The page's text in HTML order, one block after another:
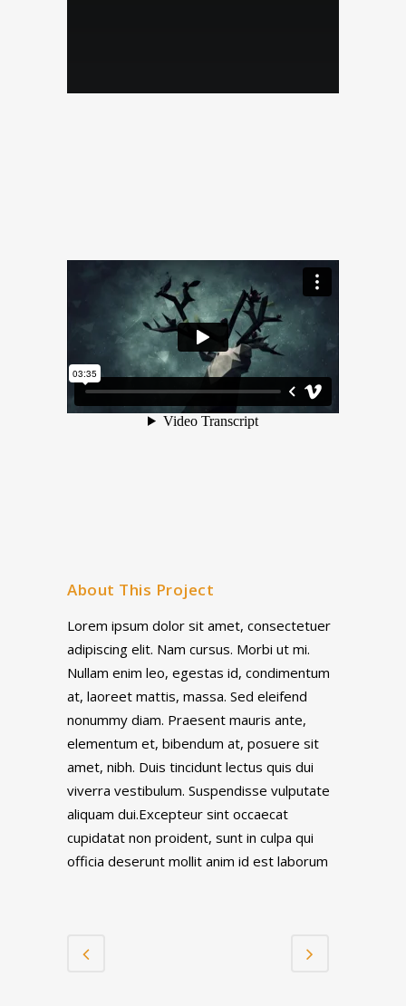
About This Project
Lorem ipsum dolor sit amet, consectetuer
adipiscing elit. Nam cursus. Morbi ut mi.
Nullam enim leo, egestas id, condimentum
at, laoreet mattis, massa. Sed eleifend
nonummy diam. Praesent mauris ante,
elementum et, bibendum at, posuere sit
amet, nibh. Duis tincidunt lectus quis dui
viverra vestibulum. Suspendisse vulputate
aliquam dui.Excepteur sint occaecat
cupidatat non proident, sunt in culpa qui
officia deserunt mollit anim id est laborum